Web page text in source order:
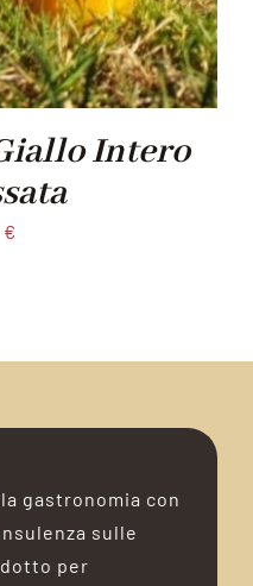
Intero
€
gastronomia con
sulle
per